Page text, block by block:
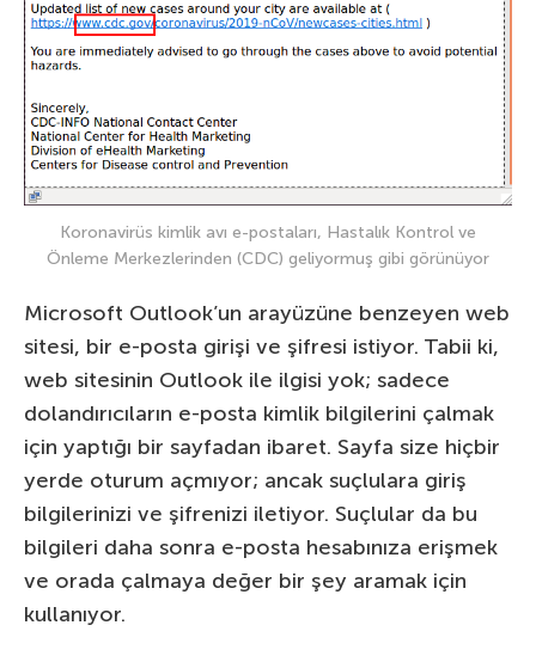
Koronavirüs kimlik avı e-postaları, Hastalık Kontrol ve
Önleme Merkezlerinden (CDC) geliyormuş gibi görünüyor
Microsoft Outlook’un arayüzüne benzeyen web
sitesi, bir e-posta girişi ve şifresi istiyor. Tabii ki,
web sitesinin Outlook ile ilgisi yok; sadece
dolandırıcıların e-posta kimlik bilgilerini çalmak
için yaptığı bir sayfadan ibaret. Sayfa size hiçbir
yerde oturum açmıyor; ancak suçlulara giriş
bilgilerinizi ve şifrenizi iletiyor. Suçlular da bu
bilgileri daha sonra e-posta hesabınıza erişmek
ve orada çalmaya değer bir şey aramak için
kullanıyor.